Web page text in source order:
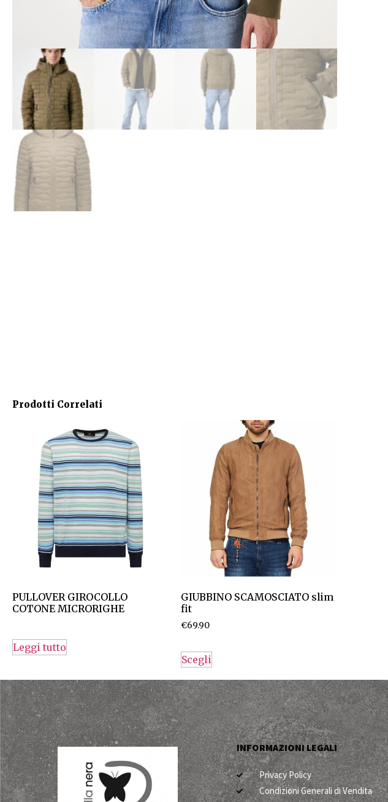
Prodotti Correlati
PULLOVER GIROCOLLO
COTONE MICRORIGHE
Leggi tutto
GIUBBINO SCAMOSCIATO slim
fit
€69.90
Scegli
INFORMAZIONI LEGALI
Privacy Policy
Condizioni Generali di Vendita